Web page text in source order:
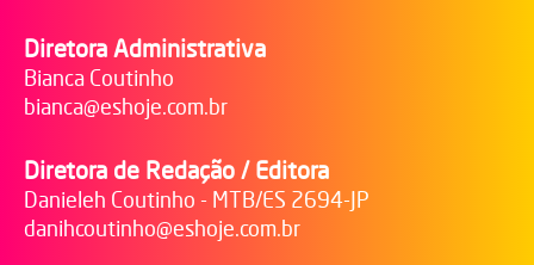
Diretora Administrativa
Bianca Coutinho
bianca@eshoje.com.br
Diretora de Redação / Editora
Danieleh Coutinho - MTB/ES 2694-JP
danihcoutinho@eshoje.com.br